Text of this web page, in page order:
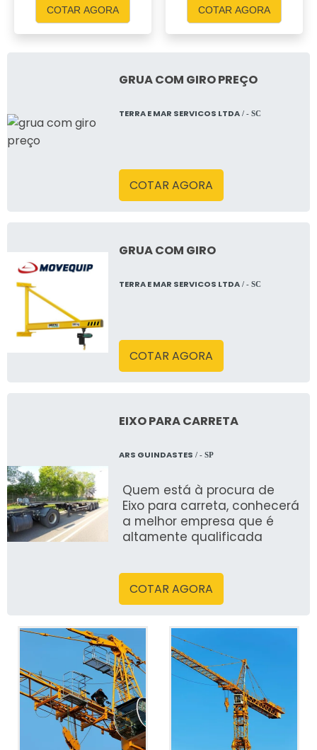
COTAR AGORA COTAR AGORA
GRUA COM GIRO PREÇO
TERRA E MAR SERVICOS LTDA/ - SC
COTAR AGORA
GRUA COM GIRO
TERRA E MAR SERVICOS LTDA/ - SC
COTAR AGORA
EIXO PARA CARRETA
ARS GUINDASTES / - SP
Quem está à procura de
Eixo para carreta, conhecerá
a melhor empresa que é
altamente qualificada
COTAR AGORA